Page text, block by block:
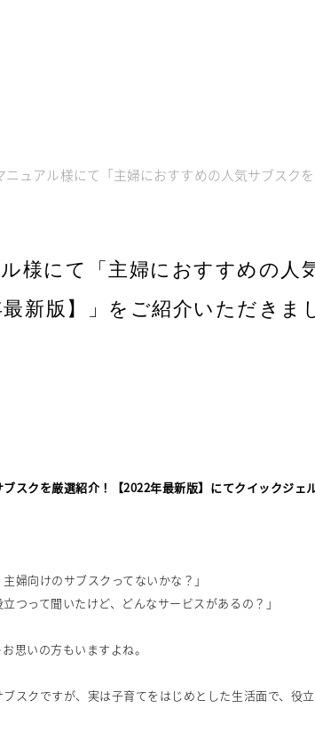
ニュアル様にて「主婦におすすめの人気サブスク
様にて「主婦におすすめの人
新版】」をご紹介いただきま
スクを厳選紹介！【2022年最新版】にてクイックジェ
婦向けのサブスクってないかな？」
つって聞いたけど、どんなサービスがあるの？」
思いの方もいますよね。
スクですが、実は子育てをはじめとした生活面で、役